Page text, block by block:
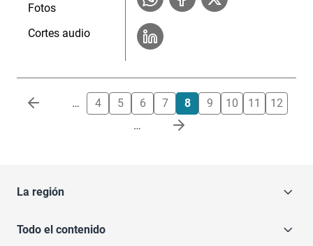
Fotos
Cortes audio
Paginación … 4 5 6 7 8 9 10 11
12
…
La región
Todo el contenido